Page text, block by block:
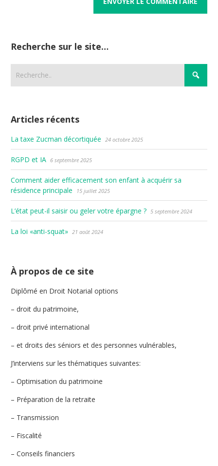
Recherche sur le site…
Articles récents
La taxe Zucman décortiquée 24 octobre 2025
RGPD et IA 6 septembre 2025
Comment aider efficacement son enfant à acquérir sa
résidence principale
15 juillet 2025
L’état peut-il saisir ou geler votre épargne ? 5 septembre 2024
La loi «anti-squat» 21 août 2024
À propos de ce site
Diplômé en Droit Notarial options
– droit du patrimoine,
– droit privé international
– et droits des séniors et des personnes vulnérables,
J’interviens sur les thématiques suivantes:
– Optimisation du patrimoine
– Préparation de la retraite
– Transmission
– Fiscalité
– Conseils financiers